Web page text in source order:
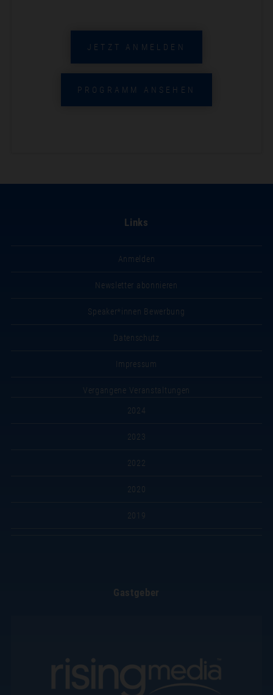
JETZT ANMELDEN
PROGRAMM ANSEHEN
Links
Anmelden
Newsletter abonnieren
Speaker*innen Bewerbung
Datenschutz
Impressum
Vergangene Veranstaltungen
2024
2023
2022
2020
2019
Gastgeber